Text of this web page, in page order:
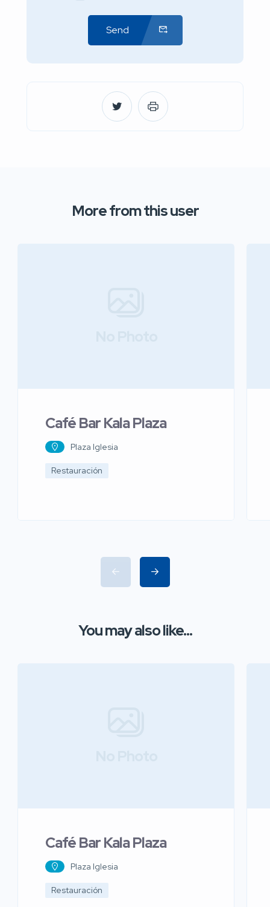
Send
More from this user
Café Bar Kala Plaza
Plaza Iglesia
Restauración
You may also like...
Café Bar Kala Plaza
Plaza Iglesia
Restauración